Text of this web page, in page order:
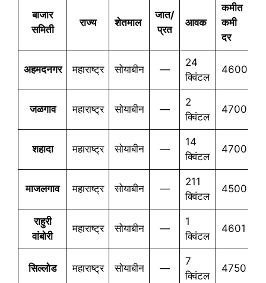
बाजार
समिती
राज्य शेतमाल
जात/
प्रत
आवक
कमीत
कमी
दर
अहमदनगर महाराष्ट्र सोयाबीन —
24
क्विंटल
4600
जळगाव महाराष्ट्र सोयाबीन —
2
क्विंटल
4700
शहादा महाराष्ट्र सोयाबीन —
14
क्विंटल
4700
माजलगाव महाराष्ट्र सोयाबीन —
211
क्विंटल
4500
राहुरी
वांबोरी
महाराष्ट्र सोयाबीन —
1
क्विंटल
4601
सिल्लोड महाराष्ट्र सोयाबीन —
7
क्विंटल
4750